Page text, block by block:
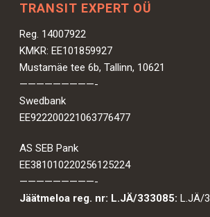
TRANSIT EXPERT OÜ
Reg. 14007922
KMKR: EE101859927
Mustamäe tee 6b, Tallinn, 10621
—————————-
Swedbank
EE922200221063776477
AS SEB Pank
EE381010220256125224
—————————-
Jäätmeloa reg. nr: L.JÄ/333085: L.JÄ/